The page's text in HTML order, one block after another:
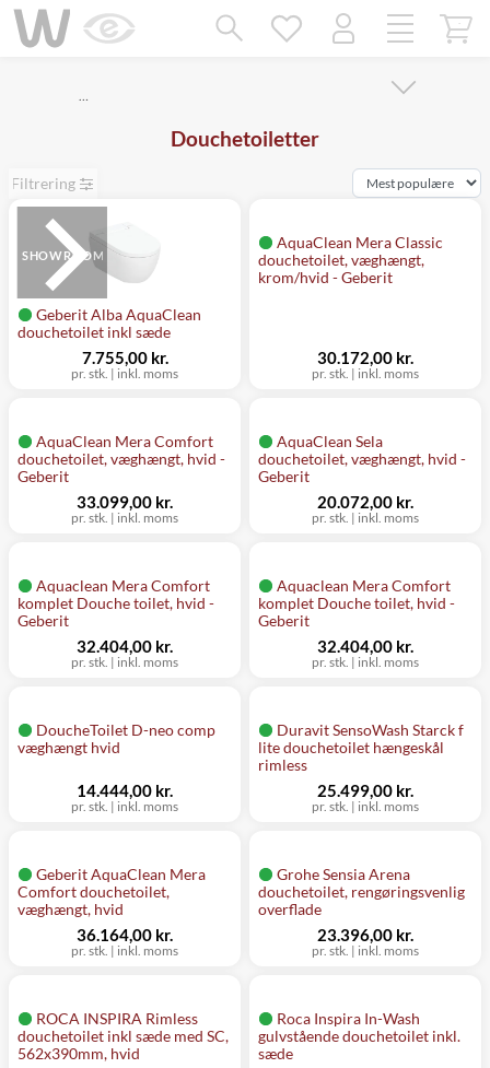
…
Douchetoiletter
Filtrering
Geberit Alba AquaClean
douchetoilet inkl sæde
SHOWROOM
pr. stk. | inkl. moms
7.755,00 kr.
AquaClean Mera Classic
douchetoilet, væghængt,
krom/hvid - Geberit
pr. stk. | inkl. moms
30.172,00 kr.
AquaClean Mera Comfort
douchetoilet, væghængt, hvid -
Geberit
pr. stk. | inkl. moms
33.099,00 kr.
AquaClean Sela
douchetoilet, væghængt, hvid -
Geberit
pr. stk. | inkl. moms
20.072,00 kr.
Aquaclean Mera Comfort
komplet Douche toilet, hvid -
Geberit
pr. stk. | inkl. moms
32.404,00 kr.
Aquaclean Mera Comfort
komplet Douche toilet, hvid -
Geberit
pr. stk. | inkl. moms
32.404,00 kr.
DoucheToilet D-neo comp
væghængt hvid
pr. stk. | inkl. moms
14.444,00 kr.
Duravit SensoWash Starck f
lite douchetoilet hængeskål
rimless
pr. stk. | inkl. moms
25.499,00 kr.
Geberit AquaClean Mera
Comfort douchetoilet,
væghængt, hvid
pr. stk. | inkl. moms
36.164,00 kr.
Grohe Sensia Arena
douchetoilet, rengøringsvenlig
overflade
pr. stk. | inkl. moms
23.396,00 kr.
ROCA INSPIRA Rimless
douchetoilet inkl sæde med SC,
562x390mm, hvid
Roca Inspira In-Wash
gulvstående douchetoilet inkl.
sæde
Mangler chatten?
Ret samtykke!